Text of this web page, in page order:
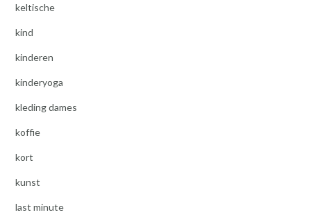
keltische
kind
kinderen
kinderyoga
kleding dames
koffie
kort
kunst
last minute